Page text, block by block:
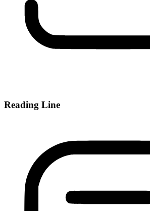
Reading Line